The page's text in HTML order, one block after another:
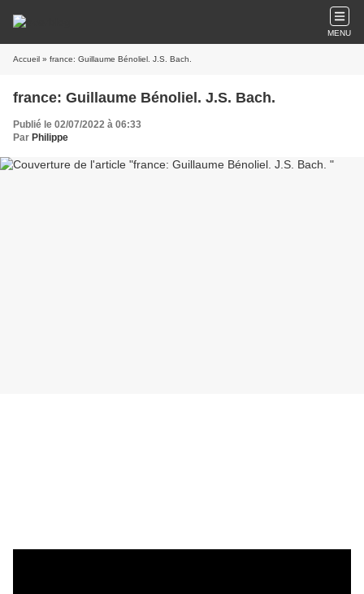
MENU
Accueil » france: Guillaume Bénoliel. J.S. Bach.
france: Guillaume Bénoliel. J.S. Bach.
Publié le 02/07/2022 à 06:33
Par Philippe